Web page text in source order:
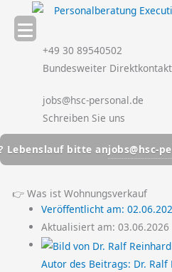
Inhalt
springen +49 30 89540502
Bundesweiter Direktkontakt
jobs@hsc-personal.de
Schreiben Sie uns
bitte anjobs@hsc-
👉 Was ist Wohnungsverkauf
Veröffentlicht am:
Aktualisiert am: 03.06.2026
Autor des Beitrags: Dr. Ralf